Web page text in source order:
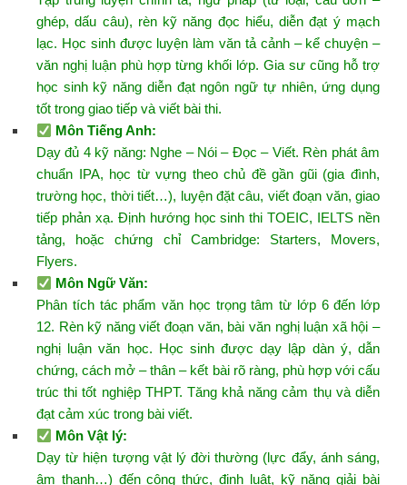
ghép, dấu câu), rèn kỹ năng đọc hiểu, diễn đạt ý mạch
lạc. Học sinh được luyện làm văn tả cảnh – kể chuyện –
văn nghị luận phù hợp từng khối lớp. Gia sư cũng hỗ trợ
học sinh kỹ năng diễn đạt ngôn ngữ tự nhiên, ứng dụng
tốt trong giao tiếp và viết bài thi.
Môn Tiếng Anh:
Dạy đủ 4 kỹ năng: Nghe – Nói – Đọc – Viết. Rèn phát âm
chuẩn IPA, học từ vựng theo chủ đề gần gũi (gia đình,
trường học, thời tiết…), luyện đặt câu, viết đoạn văn, giao
tiếp phản xạ. Định hướng học sinh thi TOEIC, IELTS nền
tảng, hoặc chứng chỉ Cambridge: Starters, Movers,
Flyers.
Môn Ngữ Văn:
Phân tích tác phẩm văn học trọng tâm từ lớp 6 đến lớp
12. Rèn kỹ năng viết đoạn văn, bài văn nghị luận xã hội –
nghị luận văn học. Học sinh được dạy lập dàn ý, dẫn
chứng, cách mở – thân – kết bài rõ ràng, phù hợp với cấu
trúc thi tốt nghiệp THPT. Tăng khả năng cảm thụ và diễn
đạt cảm xúc trong bài viết.
Môn Vật lý:
Dạy từ hiện tượng vật lý đời thường (lực đẩy, ánh sáng,
âm thanh…) đến công thức, định luật, kỹ năng giải bài